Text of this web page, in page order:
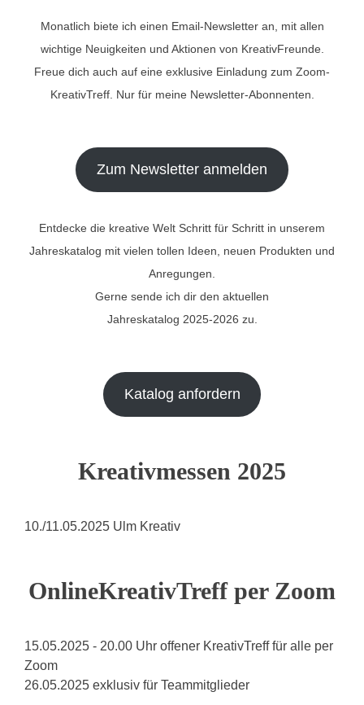
Monatlich biete ich einen Email-Newsletter an, mit allen
wichtige Neuigkeiten und Aktionen von KreativFreunde.
Freue dich auch auf eine exklusive Einladung zum Zoom-
KreativTreff. Nur für meine Newsletter-Abonnenten.
Zum Newsletter anmelden
Entdecke die kreative Welt Schritt für Schritt in unserem
Jahreskatalog mit vielen tollen Ideen, neuen Produkten und
Anregungen.
Gerne sende ich dir den aktuellen
Jahreskatalog 2025-2026 zu.
Katalog anfordern
Kreativmessen 2025
10./11.05.2025 Ulm Kreativ
OnlineKreativTreff per Zoom
15.05.2025 - 20.00 Uhr offener KreativTreff für alle per
Zoom
26.05.2025 exklusiv für Teammitglieder